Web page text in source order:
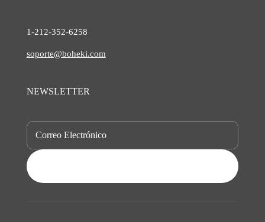
1-212-352-6258
soporte@boheki.com
NEWSLETTER